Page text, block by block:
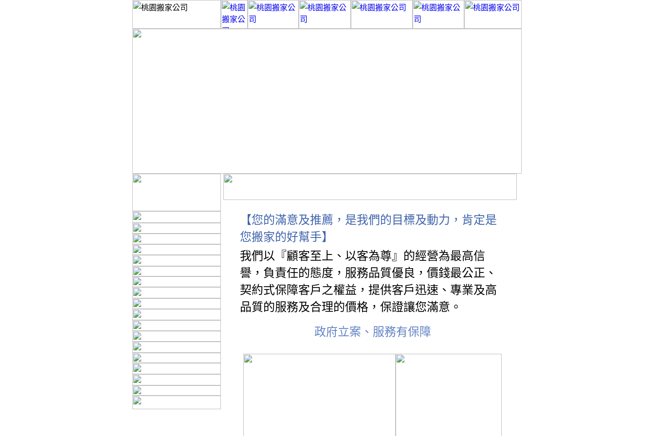
【您的滿意及推薦，是我們的目標及動力，肯定是
您搬家的好幫手】
我們以『顧客至上、以客為尊』的經營為最高信
譽，負責任的態度，服務品質優良，價錢最公正、
契約式保障客戶之權益，提供客戶迅速、專業及高
品質的服務及合理的價格，保證讓您滿意。
政府立案、服務有保障